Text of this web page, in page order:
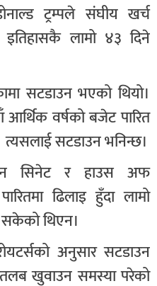
ट्रम्पले संघीय खर्च
लामो ४३ दिने
सटडाउन भएको थियो।
वर्षको बजेट पारित
सटडाउन भनिन्छ।
सिनेट र हाउस अफ
ढिलाइ हुँदा लामो
थिएन।
अनुसार सटडाउन
खुवाउन समस्या परेको